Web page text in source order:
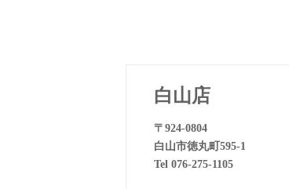
白山店
〒924-0804
白山市徳丸町595-1
Tel 076-275-1105